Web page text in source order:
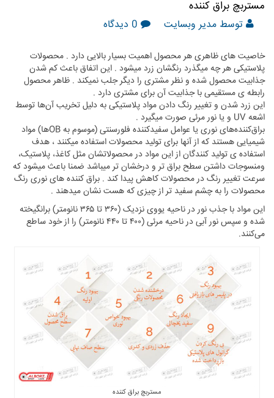
مستربچ براق كننده
توسط مدیر وبسایت
خاصیت های ظاهری هر محصول اهمیت بسیار بالایی دارد . محصولات
پلاستیکی هر چه میگذرد رنگشان زرد میشود . این اتفاق باعث کم شدن
جذابیت محصول شده و نظر مشتری را دیگر جلب نمیکند . ظاهر محصول
رابطه ی مستقیمی با جذابیت آن برای مشتری دارد .
این زرد شدن و تغییر رنگ دادن مواد پلاستیکی به دلیل تخریب آن‌ها توسط
اشعه UV و یا نور مرئی صورت میگیرد .
براق‌کننده‌های نوری یا عوامل سفیدکننده فلورسنتی (موسوم به OBها) مواد
شیمیایی هستند که از آنها برای تولید محصولات استفاده میکنند ، هدف
استفاده ی تولید کنندگان از این مواد در محصولاتشان مثل کاغذ، پلاستیک،
ومنسوجات داشتن سطح براق تر و درخشان تر میباشد ضمنا باعث میشود که
سرعت تغییر رنگ در محصولات کاهش پیدا کند . براق کننده های نوری رنگ
محصولات را به چشم سفید تر از چیزی که هست نشان میدهند .
این مواد با جذب نور در ناحیه یووی نزدیک (۳۶۰ تا ۳۶۵ نانومتر) برانگیخته
شده و سپس نور آبی در ناحیه مرئی (۴۰۰ تا ۴۴۰ نانومتر) را از خود ساطع
می‌کنند.
مستربچ براق کننده